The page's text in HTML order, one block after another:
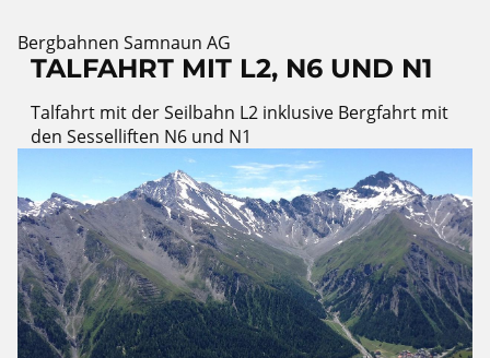
Bergbahnen Samnaun AG
TALFAHRT MIT L2, N6 UND N1
Talfahrt mit der Seilbahn L2 inklusive Bergfahrt mit
den Sesselliften N6 und N1